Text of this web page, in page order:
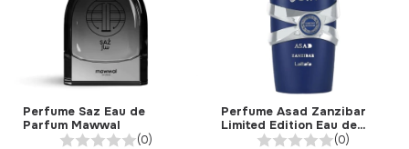
Perfume Saz Eau de
Parfum Mawwal
(0)
Perfume Asad Zanzibar
Limited Edition Eau de
Parfum Lattafa
(0)